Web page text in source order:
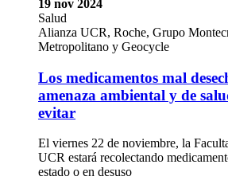
19 nov 2024
Salud
Alianza UCR, Roche, Grupo
Metropolitano y Geocycle
Los medicamentos mal
amenaza ambiental y de
evitar
El viernes 22 de noviembre, la
UCR estará recolectando
estado o en desuso